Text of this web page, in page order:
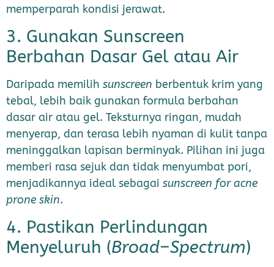
memperparah kondisi jerawat.
3. Gunakan Sunscreen
Berbahan Dasar Gel atau Air
Daripada memilih sunscreen berbentuk krim yang
tebal, lebih baik gunakan formula berbahan
dasar air atau gel. Teksturnya ringan, mudah
menyerap, dan terasa lebih nyaman di kulit tanpa
meninggalkan lapisan berminyak. Pilihan ini juga
memberi rasa sejuk dan tidak menyumbat pori,
menjadikannya ideal sebagai sunscreen for acne
prone skin.
4. Pastikan Perlindungan
Menyeluruh (Broad–Spectrum)